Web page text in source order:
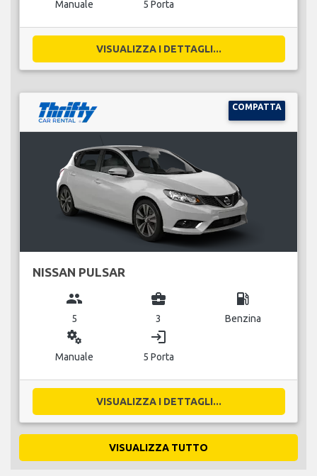
Manuale 5 Porta
VISUALIZZA I DETTAGLI...
COMPATTA
NISSAN PULSAR
group
5
business_center
3
local_gas_station
Benzina
miscellaneous_services
Manuale
login
5 Porta
VISUALIZZA I DETTAGLI...
VISUALIZZA TUTTO